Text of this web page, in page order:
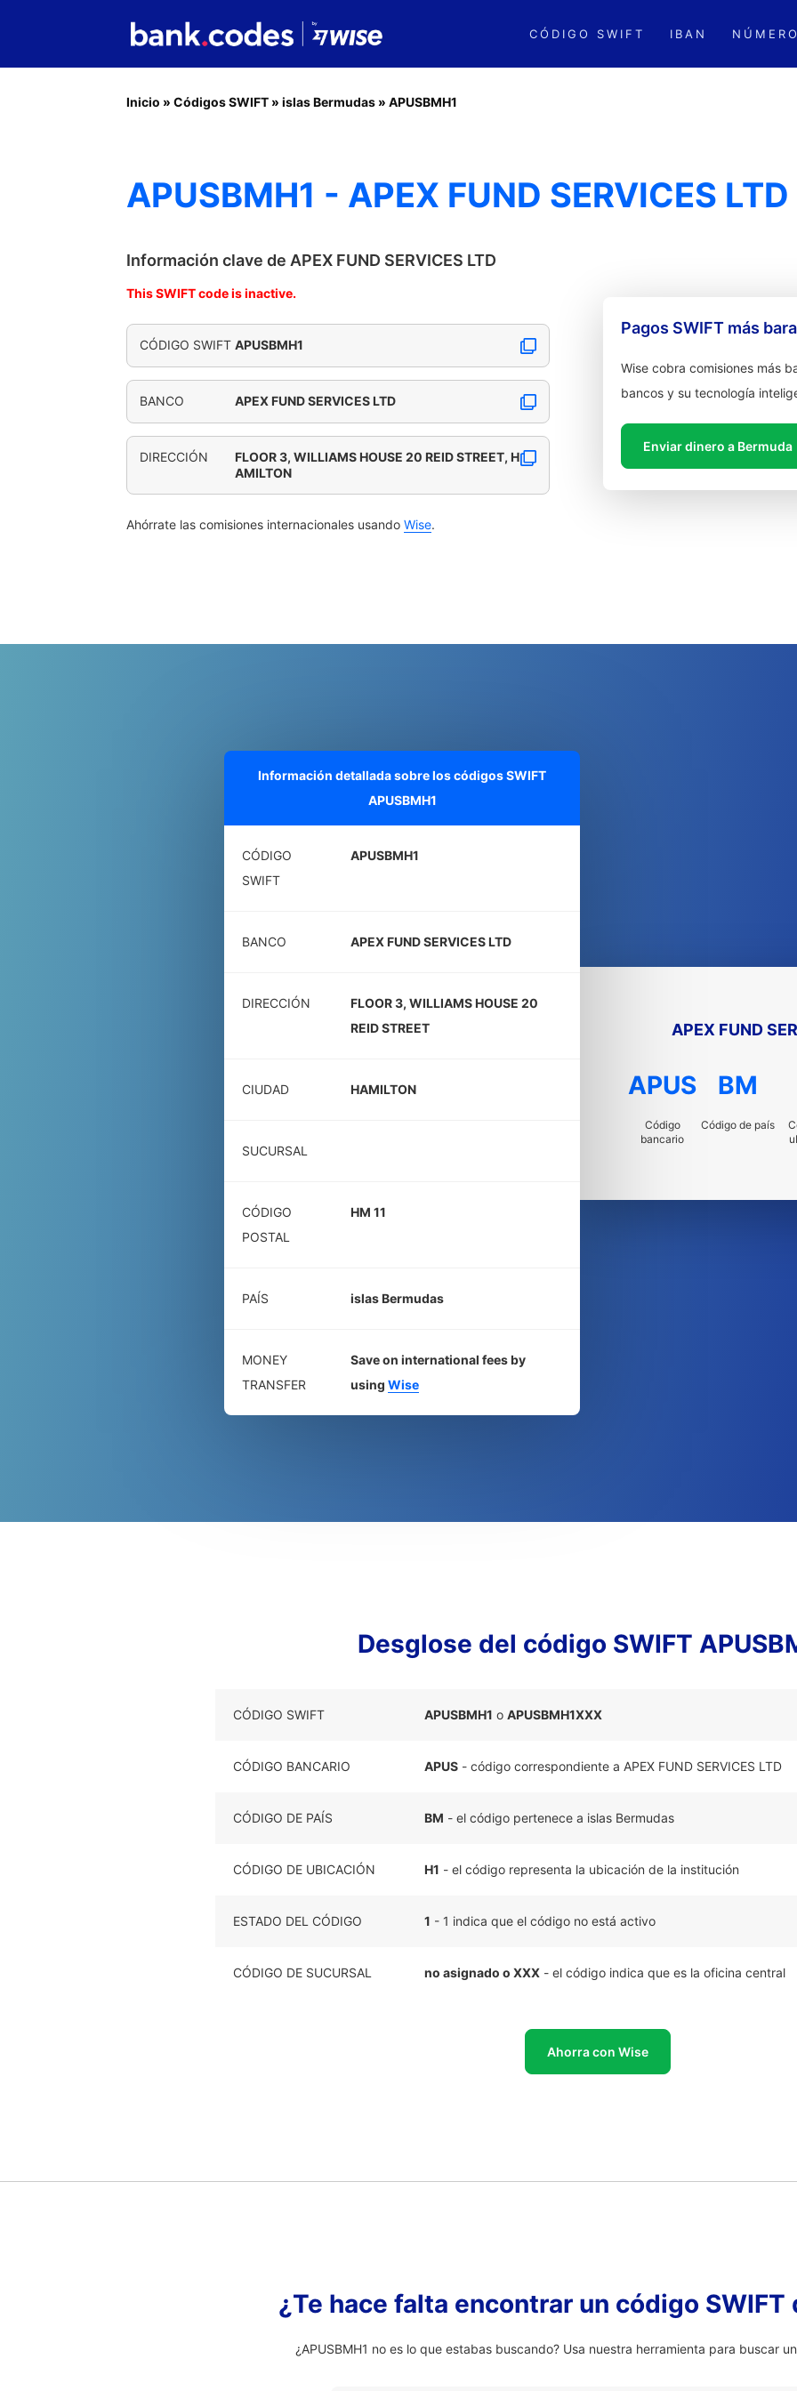
CÓDIGO SWIFT IBAN
Inicio » Códigos SWIFT » islas Bermudas » APUSBMH1
APUSBMH1 - APEX FUND SERVICES LTD
Información clave de APEX FUND SERVICES LTD
This SWIFT code is inactive.
CÓDIGO SWIFT APUSBMH1
BANCO APEX FUND SERVICES LTD
DIRECCIÓN
FLOOR 3, WILLIAMS HOUSE 20 REID STREET, H
AMILTON
Ahórrate las comisiones internacionales usando Wise.
Pagos SWIFT más
Wise cobra comisiones más
bancos y su tecnología
Enviar dinero a Bermuda
Información detallada sobre los códigos SWIFT
APUSBMH1
CÓDIGO
SWIFT
APUSBMH1
BANCO APEX FUND SERVICES LTD
DIRECCIÓN
FLOOR 3, WILLIAMS HOUSE 20
REID STREET
CIUDAD HAMILTON
SUCURSAL
CÓDIGO
POSTAL
HM 11
PAÍS islas Bermudas
MONEY
TRANSFER
Save on international fees by
using Wise
APEX FUND
APUS
Código
bancario
BM
Código de país
Desglose del código SWIFT
CÓDIGO SWIFT APUSBMH1 o APUSBMH1XXX
CÓDIGO BANCARIO APUS - código correspondiente a APEX FUND SERVICES LTD
CÓDIGO DE PAÍS BM - el código pertenece a islas Bermudas
CÓDIGO DE UBICACIÓN H1 - el código representa la ubicación de la institución
ESTADO DEL CÓDIGO 1 - 1 indica que el código no está activo
CÓDIGO DE SUCURSAL no asignado o XXX - el código indica que es la oficina central
Ahorra con Wise
¿Te hace falta encontrar un código
¿APUSBMH1 no es lo que estabas buscando? Usa nuestra herramienta para buscar